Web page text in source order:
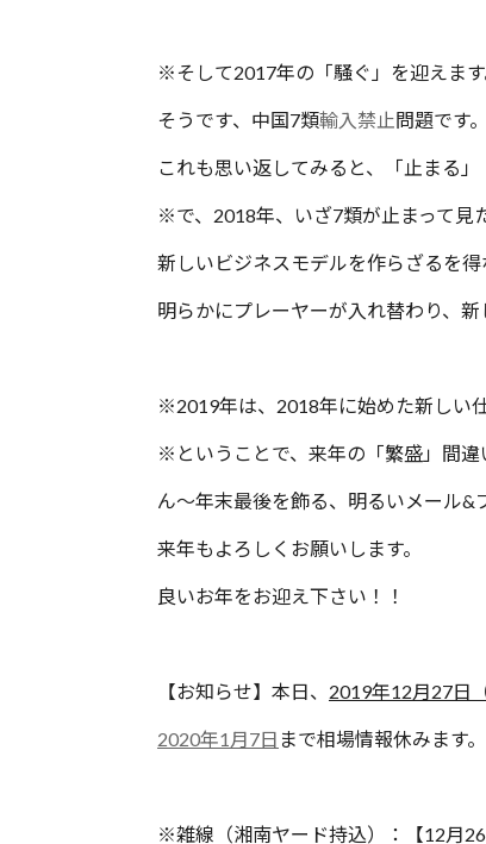
※そして2017年の「騒ぐ」を迎えます
そうです、中国7類輸入禁止問題です。
これも思い返してみると、「止まる
※で、2018年、いざ7類が止まって見
新しいビジネスモデルを作らざるを
明らかにプレーヤーが入れ替わり、
※2019年は、2018年に始めた新しい
※ということで、来年の「繁盛」間違
ん〜年末最後を飾る、明るいメール&
来年もよろしくお願いします。
良いお年をお迎え下さい！！
【お知らせ】本日、 2019年12月27日（
2020年1 月7日 まで相場情報休みます。
※雑線（湘南ヤード持込）：【12月26